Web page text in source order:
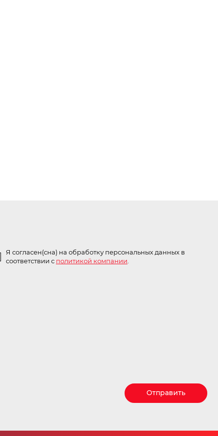
Я согласен(сна) на обработку персональных данных в
соответствии с политикой компании.
Отправить